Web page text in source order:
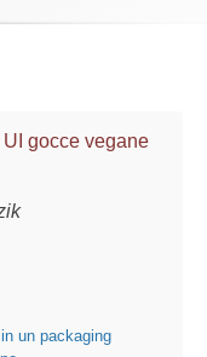
gocce vegane